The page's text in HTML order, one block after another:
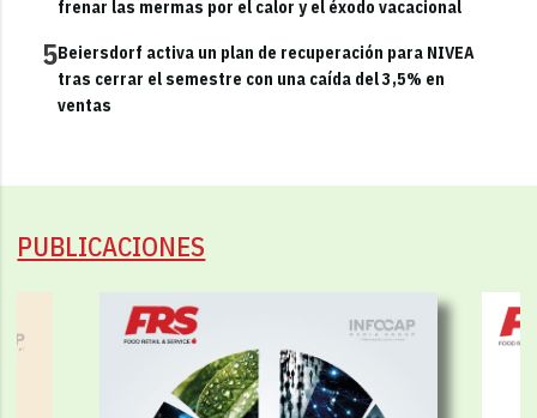
frenar las mermas por el calor y el éxodo vacacional
5Beiersdorf activa un plan de recuperación para NIVEA
tras cerrar el semestre con una caída del 3,5% en
ventas
PUBLICACIONES